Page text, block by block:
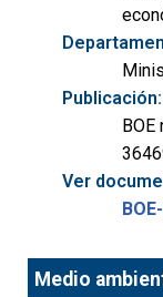
Publicación:
Ver
Medio